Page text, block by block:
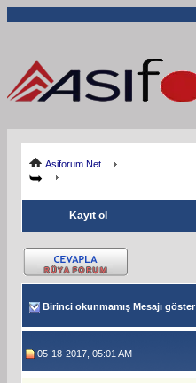
Asiforum.Net
Kayıt ol
Birinci okunmamış Mesajı göster
05-18-2017, 05:01 AM